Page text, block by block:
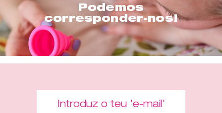
Podemos
corresponder-nos!